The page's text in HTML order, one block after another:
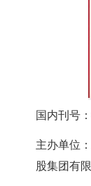
国内刊号
主办单位
股集团有